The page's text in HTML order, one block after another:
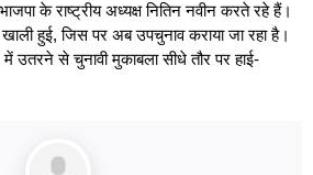
के राष्ट्रीय अध्यक्ष नितिन नवीन करते रहे हैं।
हुई, जिस पर अब उपचुनाव कराया जा रहा है।
उतरने से चुनावी मुकाबला सीधे तौर पर हाई-